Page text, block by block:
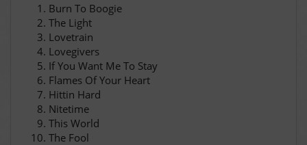
Burn To Boogie
The Light
Lovetrain
Lovegivers
If You Want Me To Stay
Flames Of Your Heart
Hittin Hard
Nitetime
This World
The Fool